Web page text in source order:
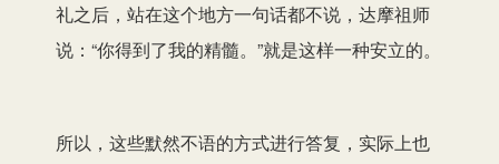
礼之后，站在这个地方一句话都不说，达摩祖师
说：“你得到了我的精髓。”就是这样一种安立的。
所以， 这些默然不语的方式进行答复，实际上也